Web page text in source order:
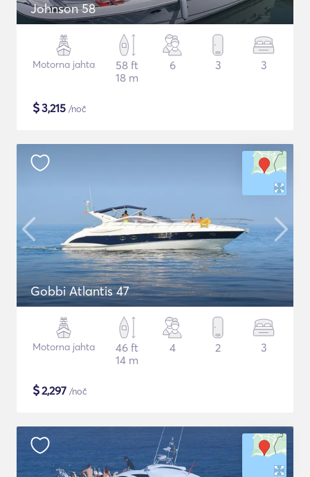
Johnson 58
Motorna jahta
58 ft
18 m
6 3 3
$3,215 /noč
Gobbi Atlantis 47
Motorna jahta
46 ft
14 m
4 2 3
$2,297 /noč